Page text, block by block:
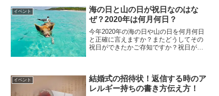
イベント
海の日と山の日が祝日なのはな
ぜ？2020年は何月何日？
今年2020年の海の日や山の日を何月何日
と正確に言えますか？またどうしてその
祝日ができたかご存知ですか？祝日が増
きるかもですよ。...
イベント
結婚式の招待状！返信する時のア
レルギー持ちの書き方伝え方！